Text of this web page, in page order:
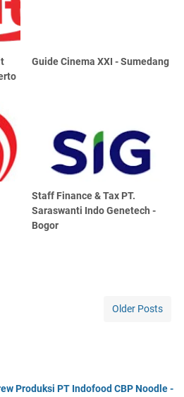
Guide Cinema XXI - Sumedang
Staff Finance & Tax PT.
Saraswanti Indo Genetech -
Bogor
Older Posts
Produksi PT Indofood CBP Noodle -